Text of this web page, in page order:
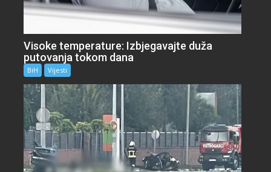
Visoke temperature: Izbjegavajte duža
putovanja tokom dana
BiH Vijesti